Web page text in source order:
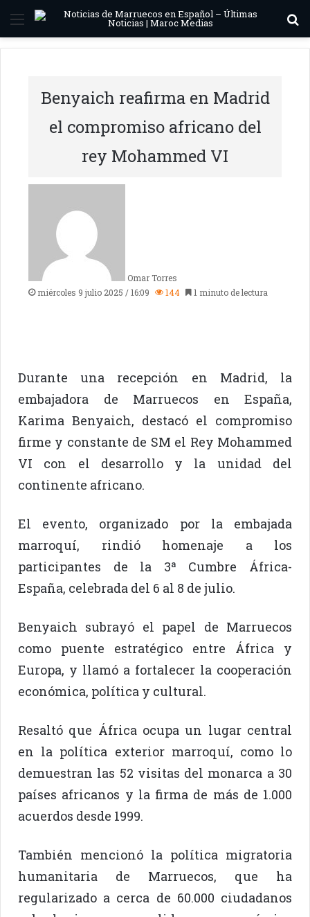
Menú
Benyaich reafirma en Madrid
el compromiso africano del
rey Mohammed VI
Omar Torres
miércoles 9 julio 2025 / 16:09
144 1 minuto de lectura
Durante una recepción en Madrid, la
embajadora de Marruecos en España,
Karima Benyaich, destacó el compromiso
firme y constante de SM el Rey Mohammed
VI con el desarrollo y la unidad del
continente africano.
El evento, organizado por la embajada
marroquí, rindió homenaje a los
participantes de la 3ª Cumbre África-
España, celebrada del 6 al 8 de julio.
Benyaich subrayó el papel de Marruecos
como puente estratégico entre África y
Europa, y llamó a fortalecer la cooperación
económica, política y cultural.
Resaltó que África ocupa un lugar central
en la política exterior marroquí, como lo
demuestran las 52 visitas del monarca a 30
países africanos y la firma de más de 1.000
acuerdos desde 1999.
También mencionó la política migratoria
humanitaria de Marruecos, que ha
regularizado a cerca de 60.000 ciudadanos